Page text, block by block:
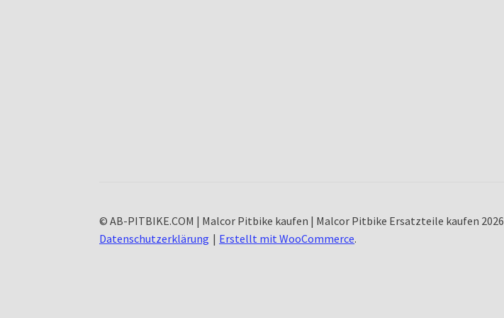
© AB-PITBIKE.COM | Malcor Pitbike kaufen | Malcor Pitbike Ersatzteile kaufen 2026
Datenschutzerklärung
Erstellt mit WooCommerce.